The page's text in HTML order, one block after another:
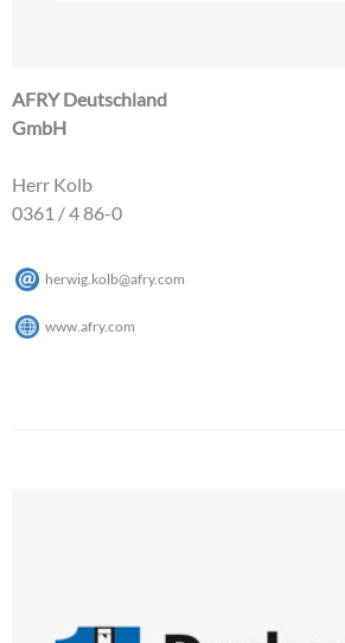
AFRY Deutschland
GmbH
Herr Kolb
0361 / 4 86-0
herwig.kolb@afry.com
www.afry.com